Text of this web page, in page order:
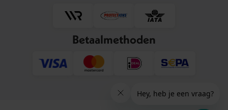
Betaalmethoden